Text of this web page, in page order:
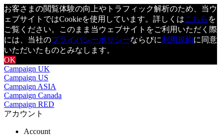
お客さまの閲覧体験の向上やトラフィック解析のため、当ウ
ェブサイトではCookieを使用しています。詳しくはこちら を
ご覧ください。このまま当ウェブサイトをご利用いただく際
には、当社のプライバシーポリシーならびに利用規約に同意
いただいたものとみなします。
OK
Campaign UK
Campaign US
Campaign ASIA
Campaign Canada
Campaign RED
アカウント
Account